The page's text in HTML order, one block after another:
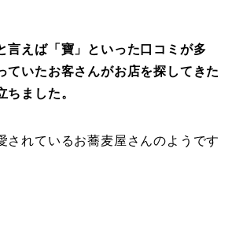
言えば「寶」といった口コミが多
ていたお客さんがお店を探してきた
ちました。
されているお蕎麦屋さんのようです